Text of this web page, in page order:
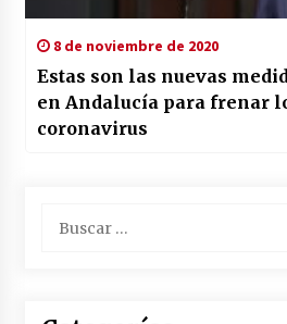
8 de noviembre de 2020
Estas son las nuevas
en Andalucía para frenar
coronavirus